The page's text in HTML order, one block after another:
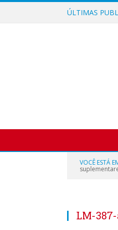
ÚLTIMAS
VOCÊ ESTÁ
LM-